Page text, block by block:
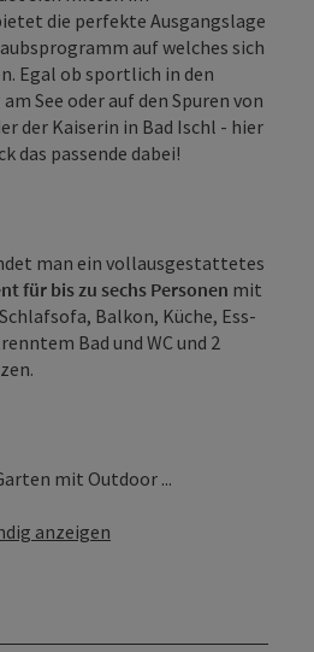
die perfekte Ausgangslage
auf welches sich
Egal ob sportlich in den
See oder auf den Spuren von
der Kaiserin in Bad Ischl - hier
das passende dabei!
man ein vollausgestattetes
für bis zu sechs Personen mit
Balkon, Küche, Ess-
Bad und WC und 2
mit Outdoor ...
anzeigen